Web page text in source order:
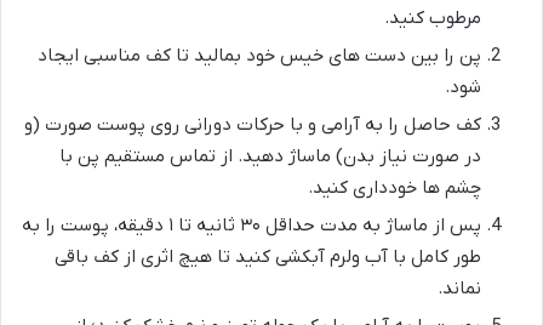
مرطوب کنید.
پن را بین دست های خیس خود بمالید تا کف مناسبی ایجاد
شود.
کف حاصل را به آرامی و با حرکات دورانی روی پوست صورت (و
در صورت نیاز بدن) ماساژ دهید. از تماس مستقیم پن با
چشم ها خودداری کنید.
پس از ماساژ به مدت حداقل ۳۰ ثانیه تا ۱ دقیقه، پوست را به
طور کامل با آب ولرم آبکشی کنید تا هیچ اثری از کف باقی
نماند.